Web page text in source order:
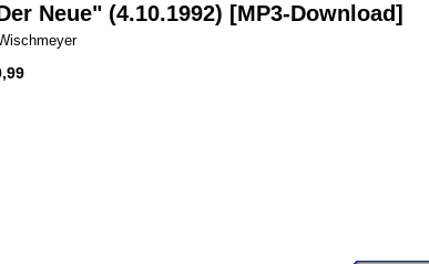
Neue" (4.10.1992) [MP3-Download]